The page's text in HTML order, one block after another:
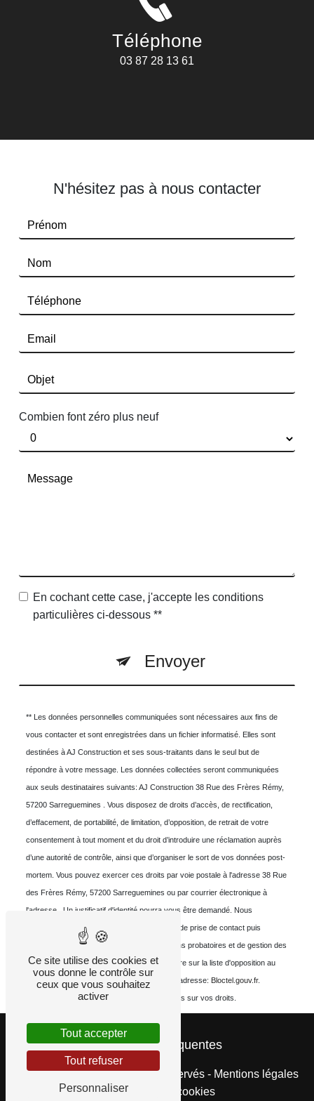
Téléphone
03 87 28 13 61
N'hésitez pas à nous contacter
Combien font zéro plus neuf
En cochant cette case, j'accepte les conditions
particulières ci-dessous **
Envoyer
** Les données personnelles communiquées sont nécessaires aux fins de
vous contacter et sont enregistrées dans un fichier informatisé. Elles sont
destinées à AJ Construction et ses sous-traitants dans le seul but de
répondre à votre message. Les données collectées seront communiquées
aux seuls destinataires suivants: AJ Construction 38 Rue des Frères Rémy,
57200 Sarreguemines . Vous disposez de droits d’accès, de rectification,
d’effacement, de portabilité, de limitation, d’opposition, de retrait de votre
consentement à tout moment et du droit d’introduire une réclamation auprès
d’une autorité de contrôle, ainsi que d’organiser le sort de vos données post-
mortem. Vous pouvez exercer ces droits par voie postale à l'adresse 38 Rue
des Frères Rémy, 57200 Sarreguemines ou par courrier électronique à
l'adresse . Un justificatif d'identité pourra vous être demandé. Nous
conservons vos données pendant la période de prise de contact puis
pendant la durée de prescription légale aux fins probatoires et de gestion des
contentieux. Vous avez le droit de vous inscrire sur la liste d'opposition au
démarchage téléphonique, disponible à cette adresse: Bloctel.gouv.fr.
Consultez le site cnil.fr pour plus d’informations sur vos droits.
Recherches fréquentes
Vistalid- 2026 - Tous droits réservés - Mentions légales
-Gestion des cookies
Ce site utilise des cookies et
vous donne le contrôle sur
ceux que vous souhaitez
activer
Tout accepter
Tout refuser
Personnaliser